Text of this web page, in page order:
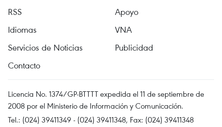
RSS
Apoyo
Idiomas
VNA
Servicios de Noticias
Publicidad
Contacto
Licencia No. 1374/GP-BTTTT expedida el 11 de septiembre de
2008 por el Ministerio de Información y Comunicación.
Tel.: (024) 39411349 - (024) 39411348, Fax: (024) 39411348